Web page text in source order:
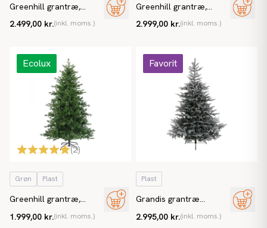
Greenhill grantræ,
2.499,00 kr.(inkl. moms.)
Greenhill grantræ,
2.999,00 kr.(inkl. moms.)
Ecolux
(2)
Grøn Plast
Greenhill grantræ,
1.999,00 kr.(inkl. moms.)
Favorit
Plast
Grandis grantræ
EN71 kunstigt juletræ
2.995,00 kr.(inkl. moms.)